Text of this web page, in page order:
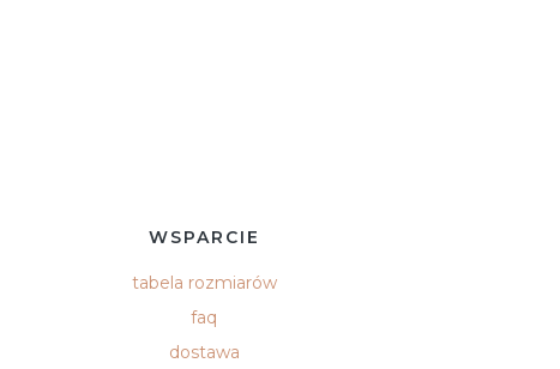
WSPARCIE
tabela rozmiarów
faq
dostawa